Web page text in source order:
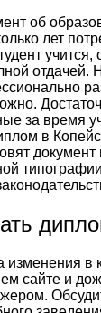
об
лет
отдачей.
за время
в
документ
в
сайте и